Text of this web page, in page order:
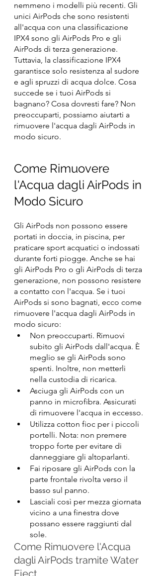
nemmeno i modelli più recenti. Gli
unici AirPods che sono resistenti
all'acqua con una classificazione
IPX4 sono gli AirPods Pro e gli
AirPods di terza generazione.
Tuttavia, la classificazione IPX4
garantisce solo resistenza al sudore
e agli spruzzi di acqua dolce. Cosa
succede se i tuoi AirPods si
bagnano? Cosa dovresti fare? Non
preoccuparti, possiamo aiutarti a
rimuovere l'acqua dagli AirPods in
modo sicuro.
Come Rimuovere
l'Acqua dagli AirPods in
Modo Sicuro
Gli AirPods non possono essere
portati in doccia, in piscina, per
praticare sport acquatici o indossati
durante forti piogge. Anche se hai
gli AirPods Pro o gli AirPods di terza
generazione, non possono resistere
a contatto con l'acqua. Se i tuoi
AirPods si sono bagnati, ecco come
rimuovere l'acqua dagli AirPods in
modo sicuro:
Non preoccuparti. Rimuovi
subito gli AirPods dall'acqua. È
meglio se gli AirPods sono
spenti. Inoltre, non metterli
nella custodia di ricarica.
Asciuga gli AirPods con un
panno in microfibra. Assicurati
di rimuovere l'acqua in eccesso.
Utilizza cotton fioc per i piccoli
portelli. Nota: non premere
troppo forte per evitare di
danneggiare gli altoparlanti.
Fai riposare gli AirPods con la
parte frontale rivolta verso il
basso sul panno.
Lasciali così per mezza giornata
vicino a una finestra dove
possano essere raggiunti dal
sole.
Come Rimuovere l'Acqua
dagli AirPods tramite Water
Eject